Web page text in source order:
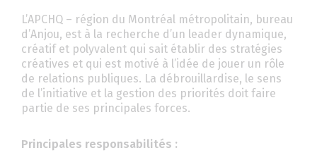
L’APCHQ – région du Montréal métropolitain, bureau
d’Anjou, est à la recherche d’un leader dynamique,
créatif et polyvalent qui sait établir des stratégies
créatives et qui est motivé à l’idée de jouer un rôle
de relations publiques. La débrouillardise, le sens
de l’initiative et la gestion des priorités doit faire
partie de ses principales forces.
Principales responsabilités :